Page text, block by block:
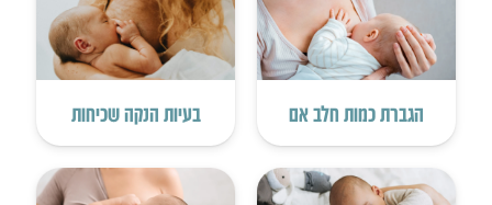
הגברת כמות חלב אם בעיות הנקה שכיחות